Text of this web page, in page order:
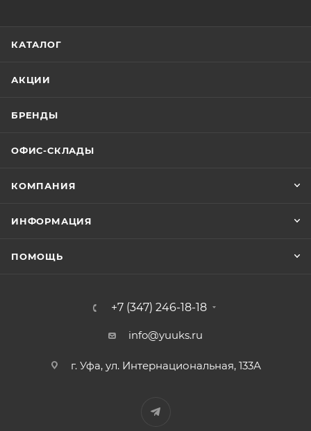
КАТАЛОГ
АКЦИИ
БРЕНДЫ
ОФИС-СКЛАДЫ
КОМПАНИЯ
ИНФОРМАЦИЯ
ПОМОЩЬ
+7 (347) 246-18-18
info@yuuks.ru
г. Уфа, ул. Интернациональная, 133А